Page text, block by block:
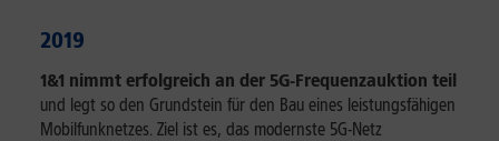
2019
1&1 nimmt erfolgreich an der 5G-Frequenzauktion teil
und legt so den Grundstein für den Bau eines leistungsfähigen
Mobilfunknetzes. Ziel ist es, das modernste 5G-Netz